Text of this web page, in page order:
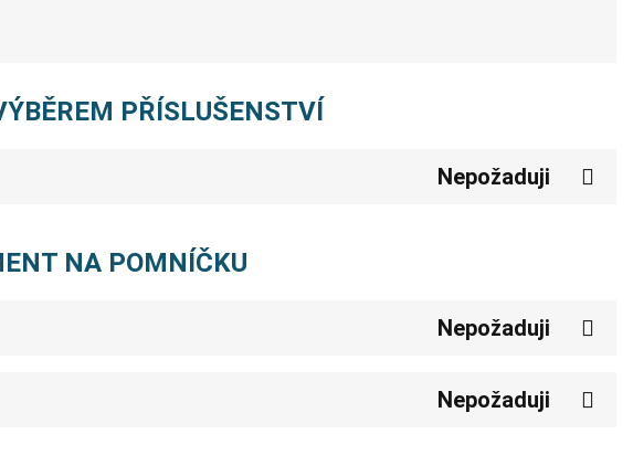
PŘÍSLUŠENSTVÍ
Nepožaduji
NA POMNÍČKU
Nepožaduji
Nepožaduji